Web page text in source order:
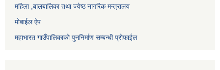
महिला ,बालबालिका तथा ज्येष्ठ नागरिक मन्त्रालय
मोबाईल ऐप
महाभारत गाउँपालिकाको पुननिर्माण सम्बन्धी प्रोफाईल